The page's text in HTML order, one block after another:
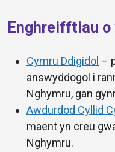
Enghreifftiau
Cymru Ddigidol –
answyddogol i
Nghymru, gan
Awdurdod Cyllid
maent yn creu
Nghymru.